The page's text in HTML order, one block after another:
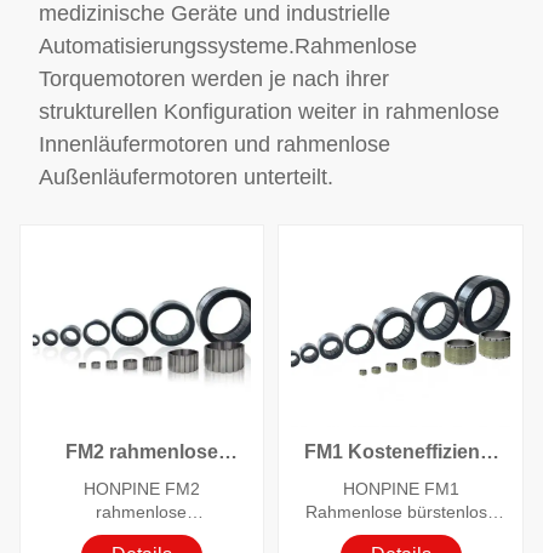
kompaktem
Leichtbaudesign ist das
Standard-
Planetengetriebe-
Gelenkmodul zur
bevorzugten Lösung für
Hochlastantriebe in
humanoiden Robotern,
der Robotikleistung sowie
breitere
Anwendungsszenarien
voran.
medizinische Geräte und industrielle
Automatisierungssysteme.Rahmenlose
Torquemotoren werden je nach ihrer
strukturellen Konfiguration weiter in rahmenlose
Innenläufermotoren und rahmenlose
Außenläufermotoren unterteilt.
FM2 rahmenlose
Robotermotoren mit
hoher
Drehmomentdichte
HONPINE FM2
rahmenlose
Torquemotoren für Robotik
FM1 Kosteneffiziente
rahmenlose
bürstenlose
Gleichstrommotoren
HONPINE FM1
Rahmenlose bürstenlose
Gleichstrommotoren